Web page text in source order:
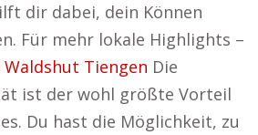
dir dabei, dein Können
Für mehr lokale Highlights –
Waldshut Tiengen Die
ist der wohl größte Vorteil
Du hast die Möglichkeit, zu